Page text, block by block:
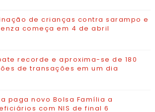
de crianças contra sarampo e
começa em 4 de abril
recorde e aproxima-se de 180
de transações em um dia
paga novo Bolsa Família a
com NIS de final 6